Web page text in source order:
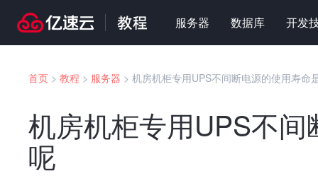
服务器 数据库 开发
首页 > 教程 > 服务器 > 机房机柜专用UPS不间断电源的使用寿命
机房机柜专用UPS不
呢